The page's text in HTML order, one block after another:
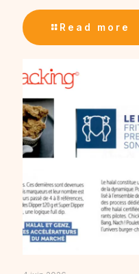
Read more